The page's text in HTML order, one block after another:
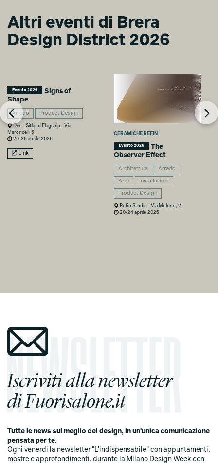
WONDERLAND
OF THE
MONSTERS
WONDERLAND
OF THE
MONSTERS
Altri eventi di Brera
Design District 2026
Evento 2026
Signs of
Shape
Arredo Product Design
Dvo_ Sitland Flagship - Via
Maroncelli 5
20-26 aprile 2026
Link
CERAMICHE REFIN
Evento 2026
The
Observer Effect
Architettura Arredo
Arte Installazioni
Product Design
Refin Studio - Via Melone, 2
20-24 aprile 2026
Iscriviti alla newsletter
di Fuorisalone.it
Tutte le news sul meglio del design, in un'unica comunicazione
pensata per te.
Ogni venerdi la newsletter "L'indispensabile" con appuntamenti,
mostre e approfondimenti, durante la Milano Design Week con